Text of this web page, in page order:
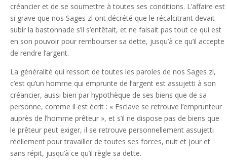
créancier et de se soumettre à toutes ses conditions. L’affaire est
si grave que nos Sages zl ont décrété que le récalcitrant devait
subir la bastonnade s’il s’entêtait, et ne faisait pas tout ce qui est
en son pouvoir pour rembourser sa dette, jusqu’à ce qu’il accepte
de rendre l’argent.
La généralité qui ressort de toutes les paroles de nos Sages zl,
c’est qu’un homme qui emprunte de l’argent est assujetti à son
créancier, aussi bien par hypothèque de ses biens que de sa
personne, comme il est écrit : « Esclave se retrouve l’emprunteur
auprès de l’homme prêteur », et s’il ne dispose pas de biens que
le prêteur peut exiger, il se retrouve personnellement assujetti
réellement pour travailler de toutes ses forces, nuit et jour et
sans répit, jusqu’à ce qu’il règle sa dette.